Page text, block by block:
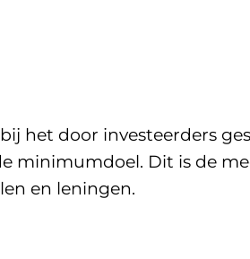
het door investeerders
minimumdoel. Dit is de
en leningen.